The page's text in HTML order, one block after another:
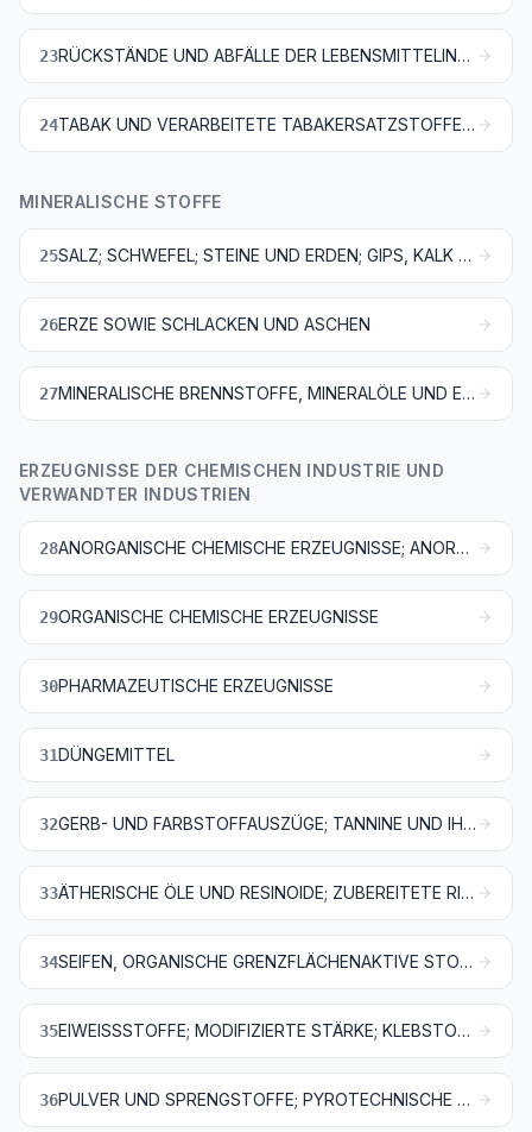
23 RÜCKSTÄNDE UND ABFÄLLE DER LEBENSMITTELINDUSTRIE; ZUBEREITETES FUTTER
24 TABAK UND VERARBEITETE TABAKERSATZSTOFFE; ERZEUGNISSE, AUCH NIKOTINHALTIG, DIE ZUR INHALATION OHNE VERBRENNUNG BESTIMMT SIND; ANDERE NIKOTINHALTIGE ERZEUGNISSE, DIE ZUR NIKOTINAUFNAHME IN DEN MENSCHLICHEN KÖRPER BESTIMMT SIND
MINERALISCHE STOFFE
25 SALZ; SCHWEFEL; STEINE UND ERDEN; GIPS, KALK UND ZEMENT
26ERZE SOWIE SCHLACKEN UND ASCHEN
27 MINERALISCHE BRENNSTOFFE, MINERALÖLE UND ERZEUGNISSE IHRER DESTILLATION; BITUMINÖSE STOFFE; MINERALWACHSE
ERZEUGNISSE DER CHEMISCHEN INDUSTRIE UND
VERWANDTER INDUSTRIEN
28 ANORGANISCHE CHEMISCHE ERZEUGNISSE; ANORGANISCHE ODER ORGANISCHE VERBINDUNGEN VON EDELMETALLEN, VON SELTENERDMETALLEN, VON RADIOAKTIVEN ELEMENTEN ODER VON ISOTOPEN
29ORGANISCHE CHEMISCHE ERZEUGNISSE
30PHARMAZEUTISCHE ERZEUGNISSE
31DÜNGEMITTEL
32 GERB- UND FARBSTOFFAUSZÜGE; TANNINE UND IHRE DERIVATE; FARBSTOFFE, PIGMENTE UND ANDERE FARBMITTEL; ANSTRICHFARBEN UND LACKE; KITTE; TINTEN
33 ÄTHERISCHE ÖLE UND RESINOIDE; ZUBEREITETE RIECH-, KÖRPERPFLEGE- ODER SCHÖNHEITSMITTEL
34 SEIFEN, ORGANISCHE GRENZFLÄCHENAKTIVE STOFFE, ZUBEREITETE WASCHMITTEL, ZUBEREITETE SCHMIERMITTEL, KÜNSTLICHE WACHSE, ZUBEREITETE WACHSE, SCHUHCREME, SCHEUERPULVER UND DERGLEICHEN, KERZEN UND ÄHNLICHE ERZEUGNISSE, MODELLIERMASSEN, „DENTALWACHS“ UND ZUBEREITUNGEN FÜR ZAHNÄRZTLICHE ZWECKE AUF DER GRUNDLAGE VON GIPS
35 EIWEISSSTOFFE; MODIFIZIERTE STÄRKE; KLEBSTOFFE; ENZYME
36 PULVER UND SPRENGSTOFFE; PYROTECHNISCHE ARTIKEL; ZÜNDHÖLZER; ZÜNDMETALL-LEGIERUNGEN; LEICHT ENTZÜNDLICHE STOFFE